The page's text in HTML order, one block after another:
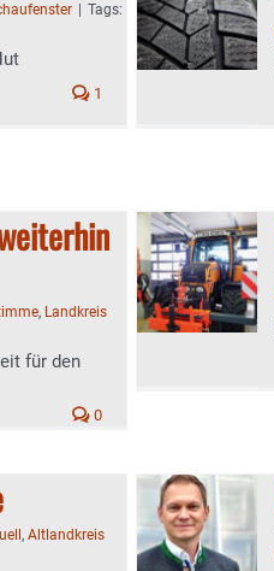
Tags:
1
, Landkreis
für den
0
, Altlandkreis